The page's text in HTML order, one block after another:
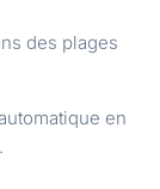
des plages
en